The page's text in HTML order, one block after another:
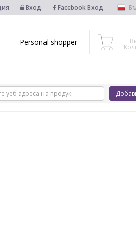
Вход Facebook Вход
Personal shopper